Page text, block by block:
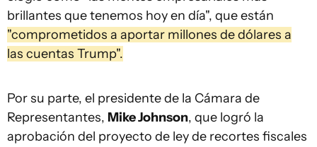
brillantes que tenemos hoy en día", que están
"comprometidos a aportar millones de dólares a
las cuentas Trump".
Por su parte, el presidente de la Cámara de
Representantes, Mike Johnson, que logró la
aprobación del proyecto de ley de recortes fiscales